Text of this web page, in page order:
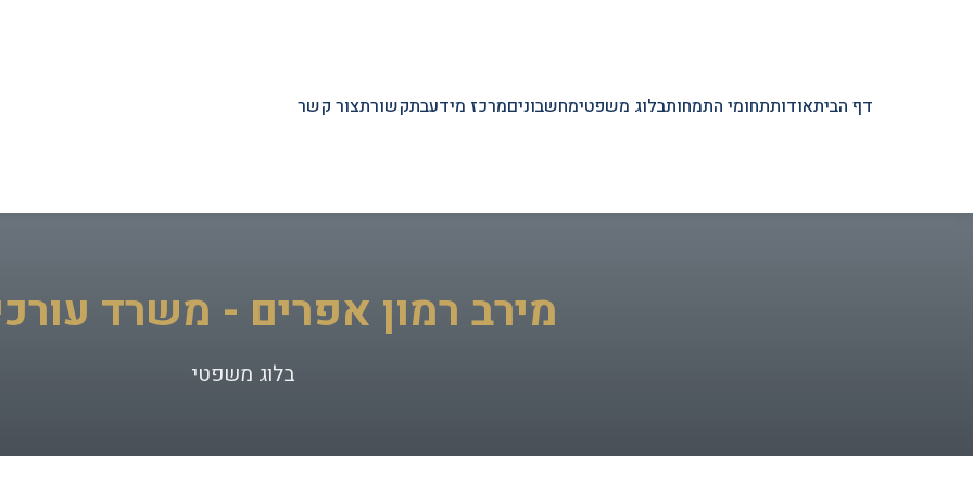
דף הביתאודותתחומי התמחותבלוג משפטימחשבוניםמרכז מידעבתקשורתצור קשר
מירב רמון אפרים - משרד
בלוג משפטי